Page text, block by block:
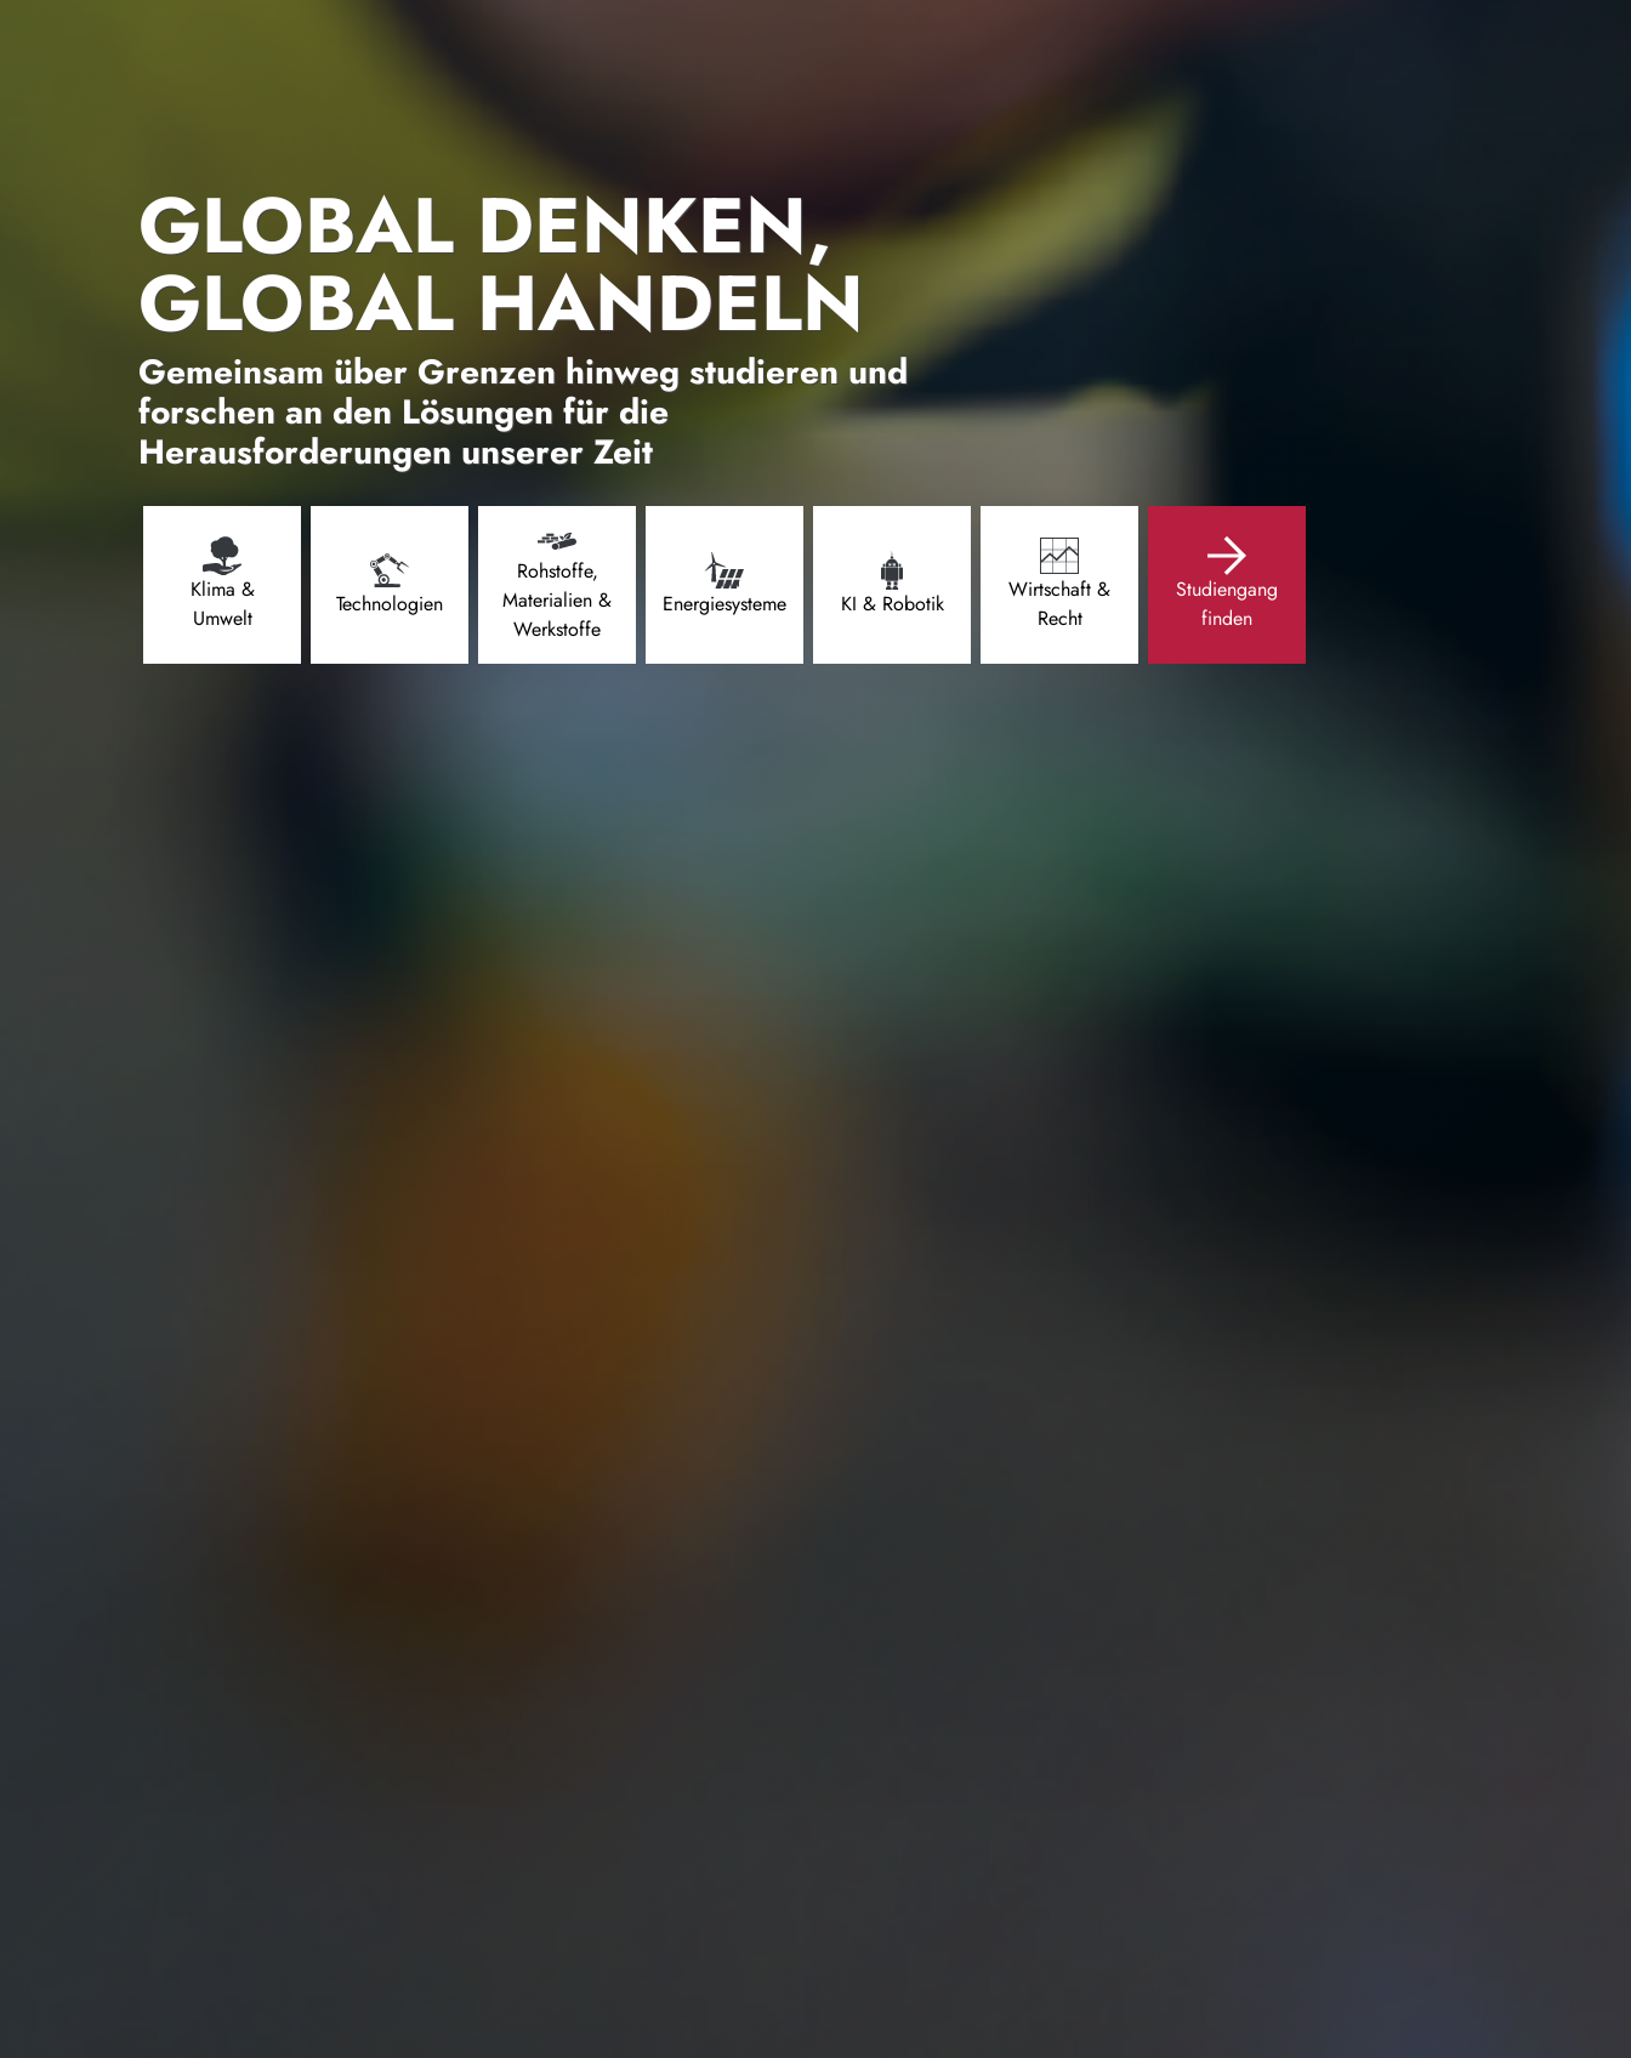
GLOBAL DENKEN,
GLOBAL HANDELN
Gemeinsam über Grenzen hinweg studieren und
forschen an den Lösungen für die
Herausforderungen unserer Zeit
Klima &
Umwelt
Technologien
Rohstoffe,
Materialien &
Werkstoffe
Energiesysteme KI & Robotik
Wirtschaft &
Recht
Studiengang
finden